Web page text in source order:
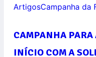
ArtigosCampanha da
CAMPANHA PARA
INÍCIO COM A